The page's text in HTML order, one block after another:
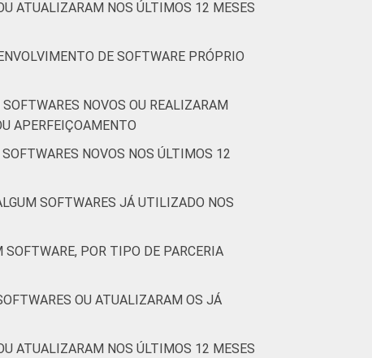
ATUALIZARAM NOS ÚLTIMOS 12 MESES
DE SOFTWARE PRÓPRIO
NOVOS OU REALIZARAM
APERFEIÇOAMENTO
NOVOS NOS ÚLTIMOS 12
SOFTWARES JÁ UTILIZADO NOS
SOFTWARE, POR TIPO DE PARCERIA
OU ATUALIZARAM OS JÁ
ATUALIZARAM NOS ÚLTIMOS 12 MESES